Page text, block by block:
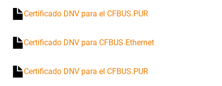
Certificado DNV para el CFBUS.PUR
Certificado DNV para CFBUS Ethernet
Certificado DNV para el CFBUS.PUR